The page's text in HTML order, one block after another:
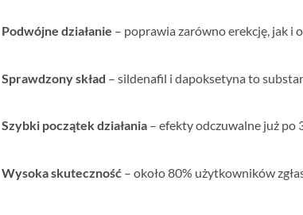
Podwójne działanie – poprawia zarówno erekcję, jak i
Sprawdzony skład – sildenafil i dapoksetyna to
Szybki początek działania– efekty odczuwalne już po
Wysoka skuteczność– około 80% użytkowników